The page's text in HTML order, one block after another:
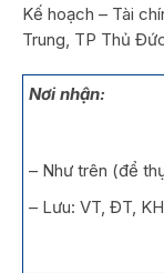
Kế hoạch – Tài
Trung, TP Thủ
Nơi nhận:
– Như trên (để
– Lưu: VT, ĐT,